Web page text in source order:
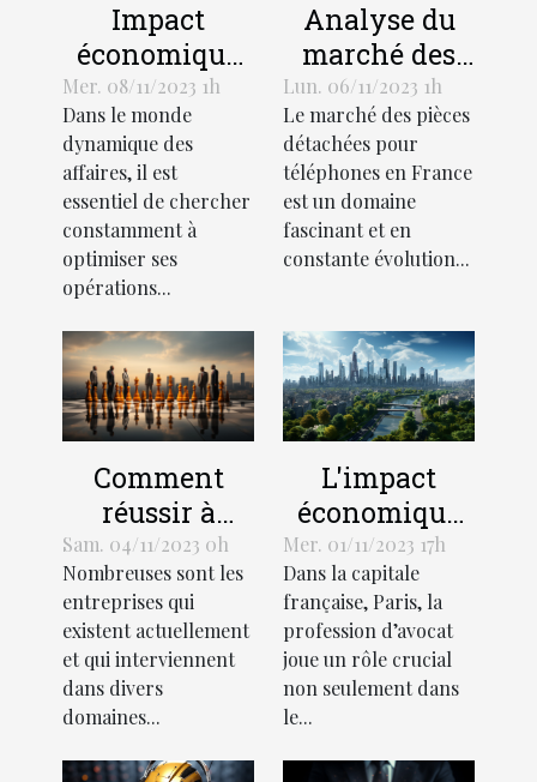
Impact
économique
de
l'optimisation
des affaires
Mer. 08/11/2023 1h
Dans le monde
dynamique des
affaires, il est
essentiel de chercher
constamment à
optimiser ses
opérations...
Analyse du
marché des
pièces
détachées
pour
téléphones en
France
Lun. 06/11/2023 1h
Le marché des pièces
détachées pour
téléphones en France
est un domaine
fascinant et en
constante évolution...
Comment
réussir à
démarquer
votre
entreprise de
la
concurrence ?
Sam. 04/11/2023 0h
Nombreuses sont les
entreprises qui
existent actuellement
et qui interviennent
dans divers
domaines...
L'impact
économique
de la
profession
d'avocat à
Paris
Mer. 01/11/2023 17h
Dans la capitale
française, Paris, la
profession d’avocat
joue un rôle crucial
non seulement dans
le...